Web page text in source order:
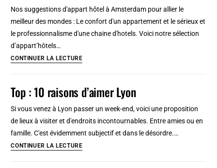
Nos suggestions d'appart hôtel à Amsterdam pour allier le
meilleur des mondes : Le confort d'un appartement et le sérieux et
le professionnalisme d'une chaine d'hotels. Voici notre sélection
d’appart’hôtels…
CONTINUER LA LECTUREAppart
Amsterdam
:
8
adresses
belles
Top : 10 raisons d’aimer Lyon
Si vous venez à Lyon passer un week-end, voici une proposition
de lieux à visiter et d'endroits incontournables. Entre amies ou en
famille. C'est évidemment subjectif et dans le désordre.…
CONTINUER LA LECTURETop